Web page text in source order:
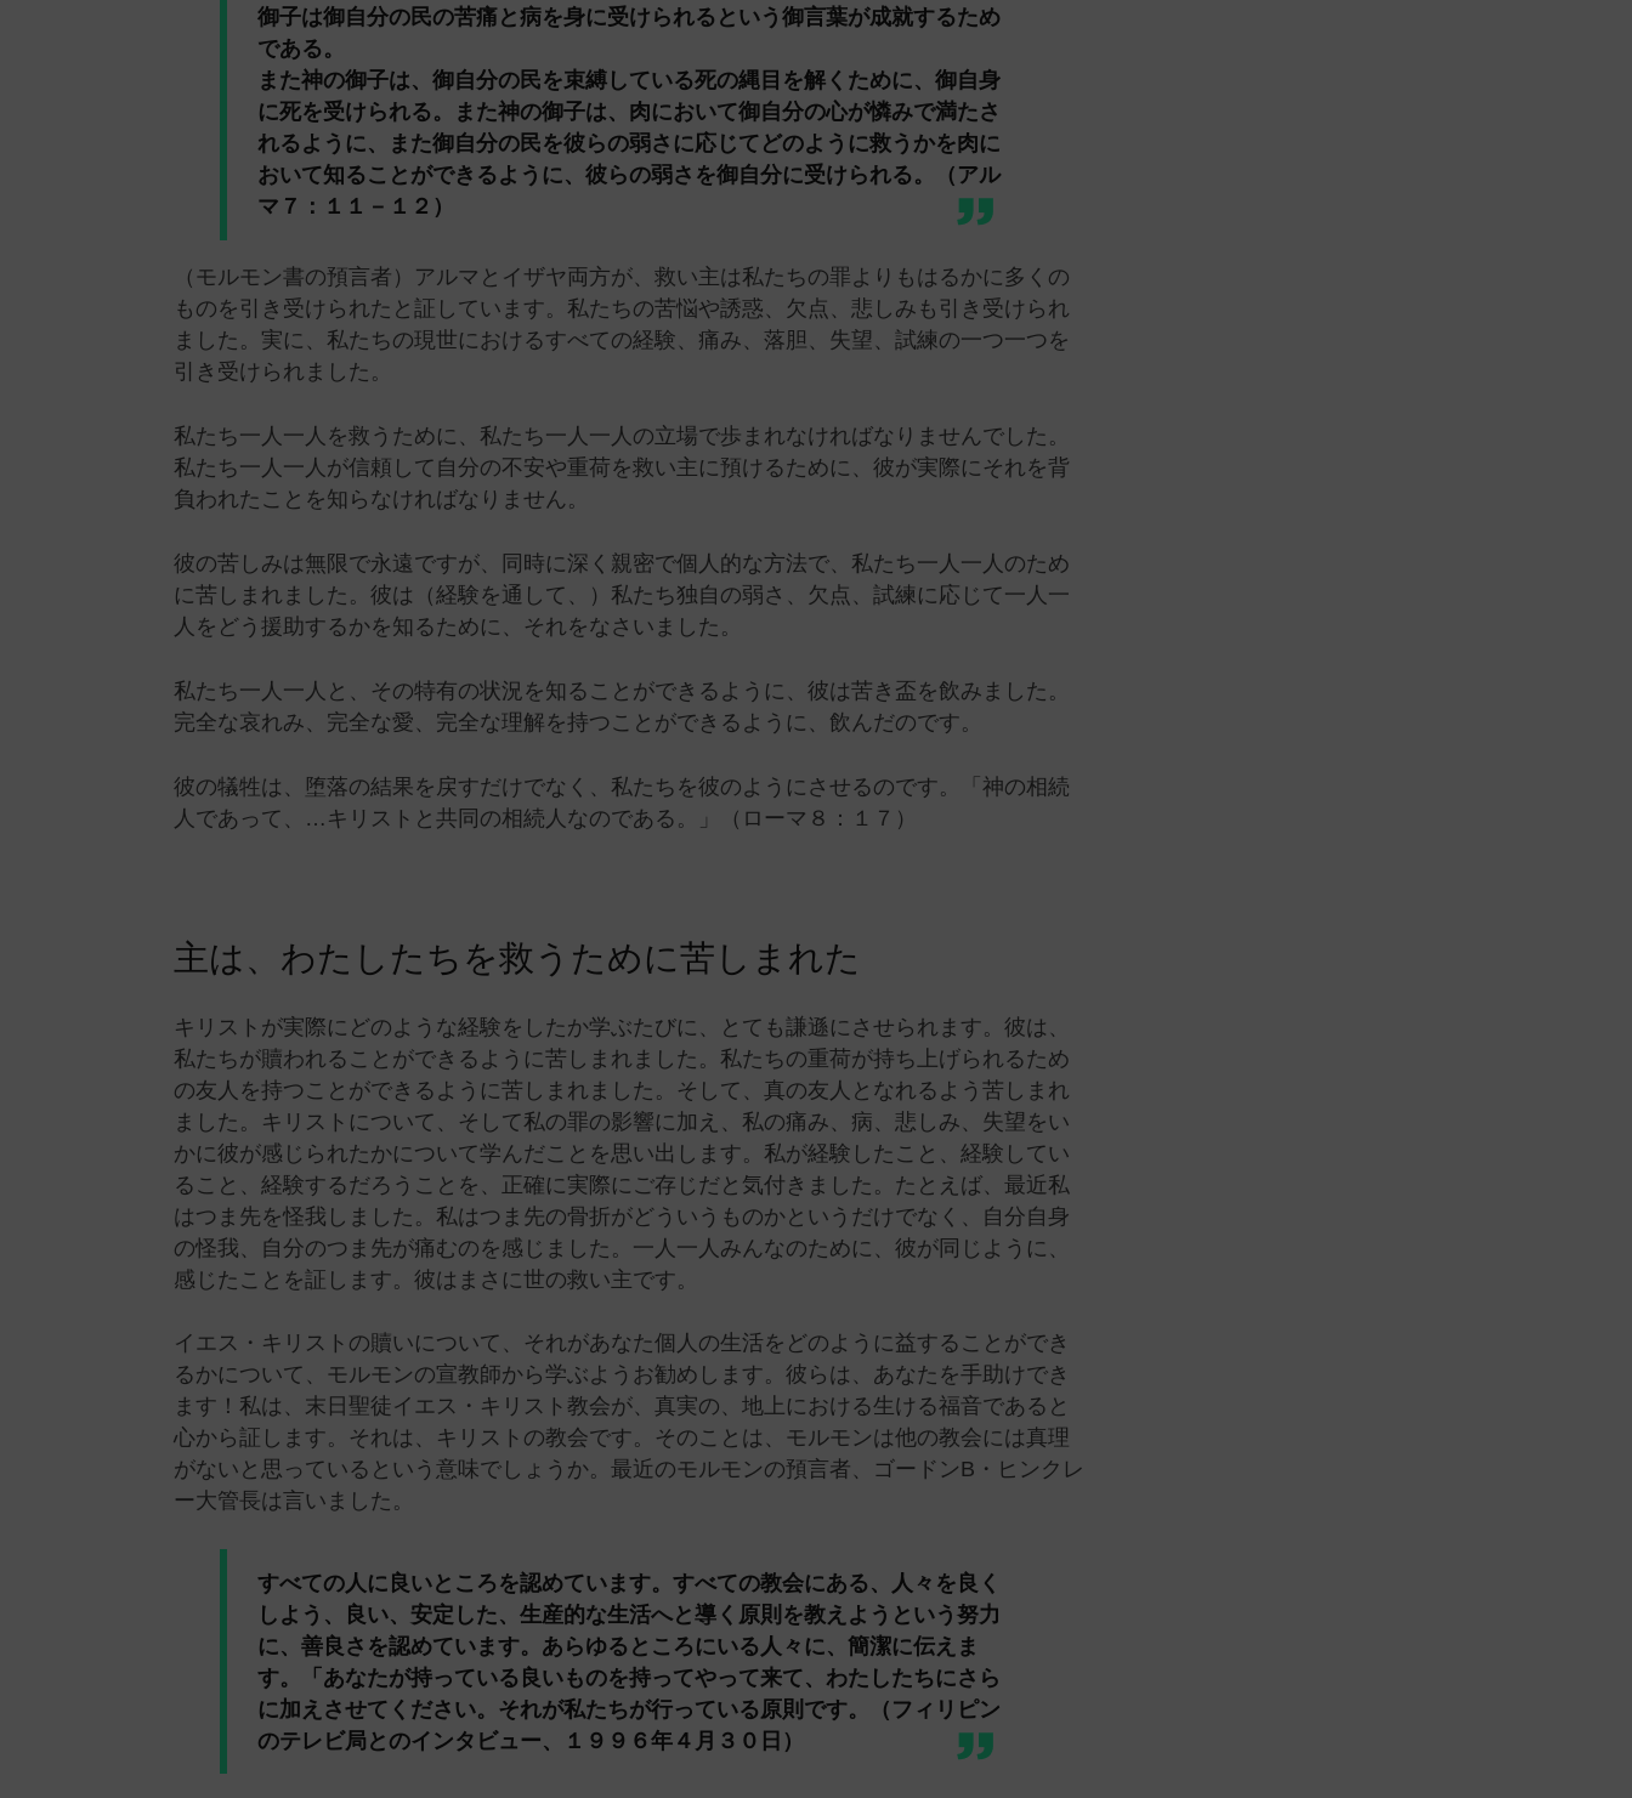
御子は御自分の民の苦痛と病を身に受けられるという御言葉が成就するため
である。
また神の御子は、御自分の民を束縛している死の縄目を解くために、御自身
に死を受けられる。また神の御子は、肉において御自分の心が憐みで満たさ
れるように、また御自分の民を彼らの弱さに応じてどのように救うかを肉に
おいて知ることができるように、彼らの弱さを御自分に受けられる。（アル
マ７：１１－１２）
（モルモン書の預言者）アルマとイザヤ両方が、救い主は私たちの罪よりもはるかに多くの
ものを引き受けられたと証しています。私たちの苦悩や誘惑、欠点、悲しみも引き受けられ
ました。実に、私たちの現世におけるすべての経験、痛み、落胆、失望、試練の一つ一つを
引き受けられました。
私たち一人一人を救うために、私たち一人一人の立場で歩まれなければなりませんでした。
私たち一人一人が信頼して自分の不安や重荷を救い主に預けるために、彼が実際にそれを背
負われたことを知らなければなりません。
彼の苦しみは無限で永遠ですが、同時に深く親密で個人的な方法で、私たち一人一人のため
に苦しまれました。彼は（経験を通して、）私たち独自の弱さ、欠点、試練に応じて一人一
人をどう援助するかを知るために、それをなさいました。
私たち一人一人と、その特有の状況を知ることができるように、彼は苦き盃を飲みました。
完全な哀れみ、完全な愛、完全な理解を持つことができるように、飲んだのです。
彼の犠牲は、堕落の結果を戻すだけでなく、私たちを彼のようにさせるのです。「神の相続
人であって、…キリストと共同の相続人なのである。」（ローマ８：１７）
主は、わたしたちを救うために苦しまれた
キリストが実際にどのような経験をしたか学ぶたびに、とても謙遜にさせられます。彼は、
私たちが贖われることができるように苦しまれました。私たちの重荷が持ち上げられるため
の友人を持つことができるように苦しまれました。そして、真の友人となれるよう苦しまれ
ました。キリストについて、そして私の罪の影響に加え、私の痛み、病、悲しみ、失望をい
かに彼が感じられたかについて学んだことを思い出します。私が経験したこと、経験してい
ること、経験するだろうことを、正確に実際にご存じだと気付きました。たとえば、最近私
はつま先を怪我しました。私はつま先の骨折がどういうものかというだけでなく、自分自身
の怪我、自分のつま先が痛むのを感じました。一人一人みんなのために、彼が同じように、
感じたことを証します。彼はまさに世の救い主です。
イエス・キリストの贖いについて、それがあなた個人の生活をどのように益することができ
るかについて、モルモンの宣教師から学ぶようお勧めします。彼らは、あなたを手助けでき
ます！私は、末日聖徒イエス・キリスト教会が、真実の、地上における生ける福音であると
心から証します。それは、キリストの教会です。そのことは、モルモンは他の教会には真理
がないと思っているという意味でしょうか。最近のモルモンの預言者、ゴードンB・ヒンクレ
ー大管長は言いました。
すべての人に良いところを認めています。すべての教会にある、人々を良く
しよう、良い、安定した、生産的な生活へと導く原則を教えようという努力
に、善良さを認めています。あらゆるところにいる人々に、簡潔に伝えま
す。「あなたが持っている良いものを持ってやって来て、わたしたちにさら
に加えさせてください。それが私たちが行っている原則です。（フィリピン
のテレビ局とのインタビュー、１９９６年４月３０日）